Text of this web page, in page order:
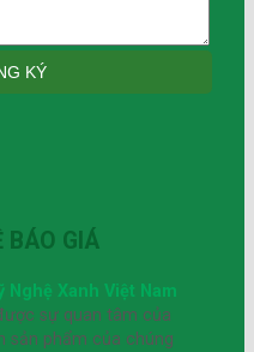
BÁO GIÁ
Nghệ Xanh Việt Nam
sự quan tâm của
sản phẩm của chúng